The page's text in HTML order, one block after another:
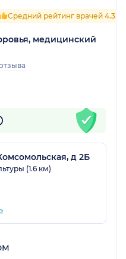
Средний рейтинг врачей 4.3
медицинский
д 2Б
(1.6 км)